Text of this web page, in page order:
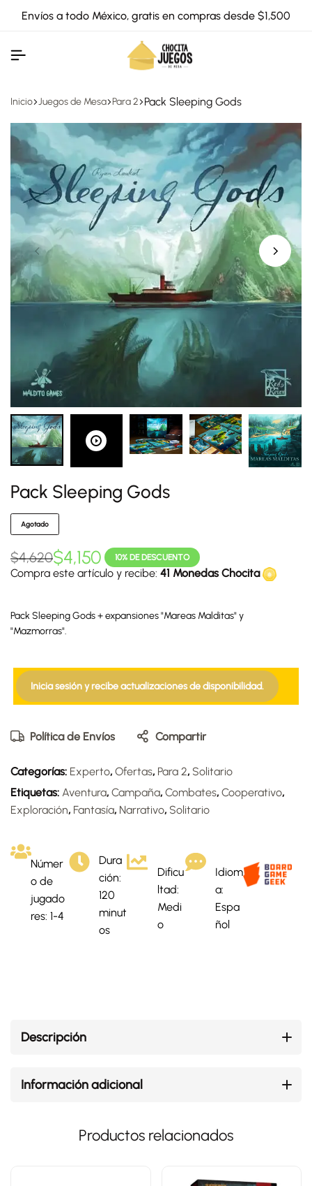
Envíos a todo México, gratis en compras desde $1,500
Inicio Juegos de Mesa Para 2 Pack Sleeping Gods
Pack Sleeping Gods
Agotado
$4,620$4,150 10% DE DESCUENTO
Compra este artículo y recibe: 41 Monedas Chocita
Pack Sleeping Gods + expansiones "Mareas Malditas" y
"Mazmorras".
Inicia sesión y recibe actualizaciones de disponibilidad.
Política de Envíos Compartir
Categorías: Experto, Ofertas, Para 2, Solitario
Etiquetas: Aventura, Campaña, Combates, Cooperativo,
Exploración, Fantasía, Narrativo, Solitario
Númer
o de
jugado
res: 1-4
Dura
ción:
120
minut
os
Dificu
ltad:
Medi
o
Idiom
a:
Espa
ñol
Descripción
Información adicional
Productos relacionados